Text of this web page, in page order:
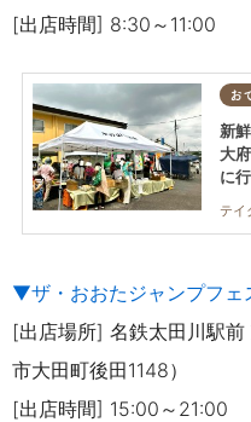
[出店時間] 8:30～11:00
お
新
大
に
▼ザ・おおたジャンプフェ
[出店場所] 名鉄太田川駅
市大田町後田1148）
[出店時間] 15:00～21:00